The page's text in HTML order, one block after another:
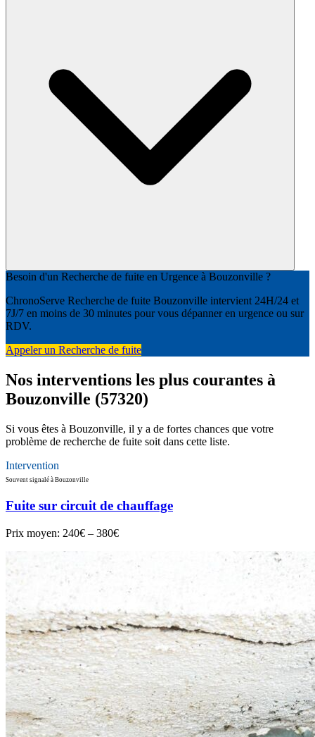
Besoin d'un Recherche de fuite en Urgence à Bouzonville ?
ChronoServe Recherche de fuite Bouzonville intervient 24H/24 et
7J/7 en moins de 30 minutes pour vous dépanner en urgence ou sur
RDV.
Appeler un Recherche de fuite
Nos interventions les plus courantes à
Bouzonville (57320)
Si vous êtes à Bouzonville, il y a de fortes chances que votre
problème de recherche de fuite soit dans cette liste.
Intervention
Souvent signalé à Bouzonville
Fuite sur circuit de chauffage
Prix moyen: 240€ – 380€